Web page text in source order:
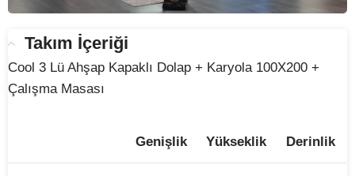
Takım İçeriği
Cool 3 Lü Ahşap Kapaklı Dolap + Karyola 100X200 +
Çalışma Masası
Genişlik Yükseklik Derinlik